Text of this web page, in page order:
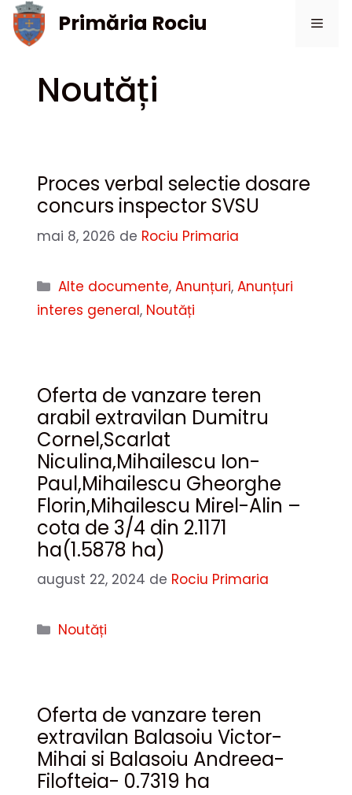
Sari
conținut
Primăria Rociu
Noutăți
Proces verbal selectie dosare
concurs inspector SVSU
mai 8, 2026 de Rociu Primaria
Categorii
Alte documente,Anunțuri,Anunțuri
interes general, Noutăți
Oferta de vanzare teren
arabil extravilan Dumitru
Cornel,Scarlat
Niculina,Mihailescu Ion-
Paul,Mihailescu Gheorghe
Florin,Mihailescu Mirel-Alin –
cota de 3/4 din 2.1171
ha(1.5878 ha)
august 22, 2024 de Rociu Primaria
Categorii
Noutăți
Oferta de vanzare teren
extravilan Balasoiu Victor-
Mihai si Balasoiu Andreea-
Filofteia- 0.7319 ha